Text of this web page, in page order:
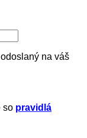
na váš
so pravidlá